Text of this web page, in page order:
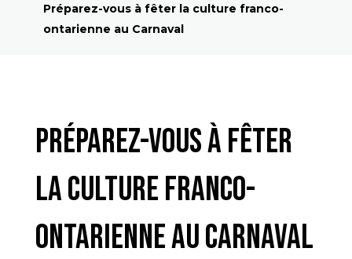
Préparez-vous à fêter la culture franco-
ontarienne au Carnaval
Préparez-vous à fêter
la culture franco-
ontarienne au Carnaval